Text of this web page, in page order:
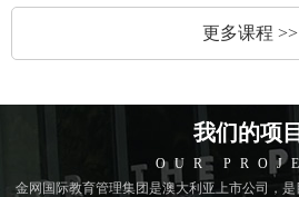
更多课程 >>
我们的项
OUR
金网国际教育管理集团是澳大利亚上市公司，